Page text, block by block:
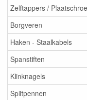
Zelftappers /
Borgveren
Haken - Staalkabels
Spanstiften
Klinknagels
Splitpennen